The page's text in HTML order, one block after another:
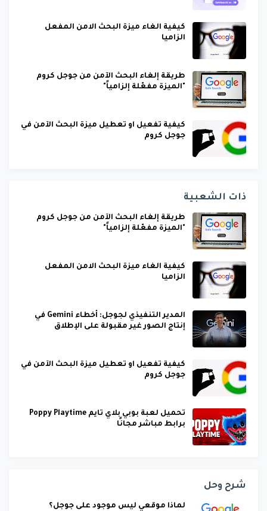
كيفية الغاء ميزة البحث الامن المفعل
الزاميا
طريقة إلغاء البحث الآمن من جوجل كروم
"الميزة مفعّلة إلزامياً"
كيفية تفعيل او تعطيل ميزة البحث الآمن في
جوجل كروم
ذات الشعبية
طريقة إلغاء البحث الآمن من جوجل كروم
"الميزة مفعّلة إلزامياً"
كيفية الغاء ميزة البحث الامن المفعل
الزاميا
المدير التنفيذي لجوجل: أخطاء Gemini في
إنتاج الصور غير مقبولة على الإطلاق
كيفية تفعيل او تعطيل ميزة البحث الآمن في
جوجل كروم
تحميل لعبة بوبي بلاي تايم Poppy Playtime
برابط مباشر مجانًا
شرح وحل
لماذا موقعي ليس موجود على جوجل؟